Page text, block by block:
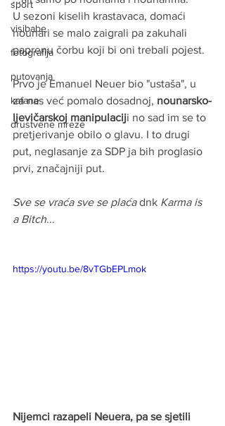
sport
visibabe
fotografija
putovanja
kafane
drustvene mreze
U sezoni kiselih krastavaca, domaći
nounari se malo zaigrali pa zakuhali
paprenu čorbu koji bi oni trebali pojest.
Prvo je Emanuel Neuer bio "ustaša", u
za nas već pomalo dosadnoj, nounarsko-
ljevičarskoj manipulaciji no sad im se to
pretjerivanje obilo o glavu. I to drugi
put, neglasanje za SDP ja bih proglasio
prvi, značajniji put.
Sve se vraća sve se plaća dnk Karma is
a Bitch...
https://youtu.be/8vTGbEPLmok
Nijemci razapeli Neuera, pa se sjetili